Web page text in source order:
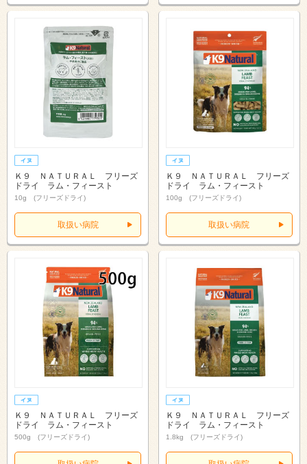
Ｋ９ ＮＡＴＵＲＡＬ フリーズ
ドライ ラム・フィースト
10g (フリーズドライ)
取扱い病院
Ｋ９ ＮＡＴＵＲＡＬ フリーズ
ドライ ラム・フィースト
100g (フリーズドライ)
取扱い病院
Ｋ９ ＮＡＴＵＲＡＬ フリーズ
ドライ ラム・フィースト
500g (フリーズドライ)
Ｋ９ ＮＡＴＵＲＡＬ フリーズ
ドライ ラム・フィースト
1.8kg (フリーズドライ)